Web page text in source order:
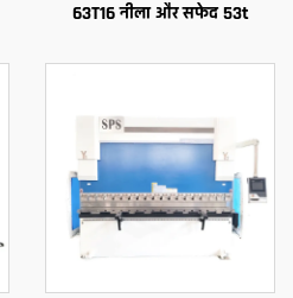
63T16 नीला और सफेद 53t